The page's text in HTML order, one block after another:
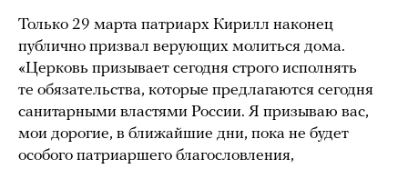
Только 29 марта патриарх Кирилл наконец
публично призвал верующих молиться дома.
«Церковь призывает сегодня строго исполнять
те обязательства, которые предлагаются сегодня
санитарными властями России. Я призываю вас,
мои дорогие, в ближайшие дни, пока не будет
особого патриаршего благословления,